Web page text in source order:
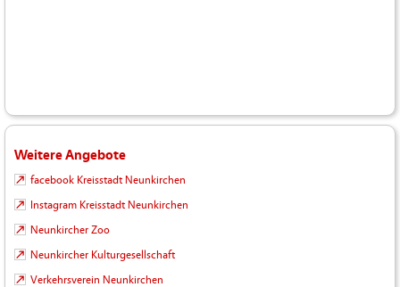
Weitere Angebote
facebook Kreisstadt Neunkirchen
Instagram Kreisstadt Neunkirchen
Neunkircher Zoo
Neunkircher Kulturgesellschaft
Verkehrsverein Neunkirchen